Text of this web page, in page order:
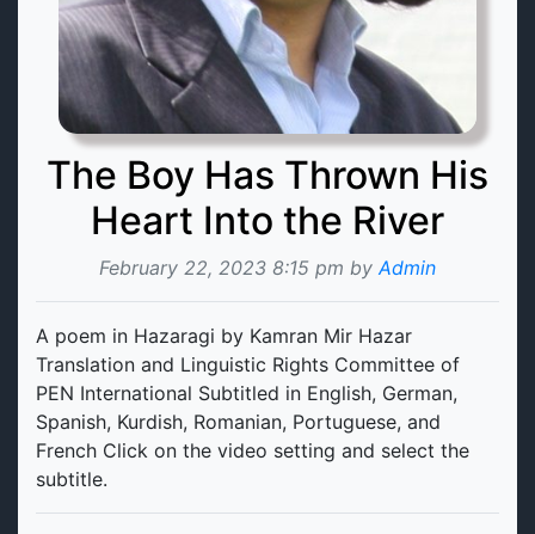
The Boy Has Thrown His
Heart Into the River
February 22, 2023 8:15 pm byAdmin
A poem in Hazaragi by Kamran Mir Hazar
Translation and Linguistic Rights Committee of
PEN International Subtitled in English, German,
Spanish, Kurdish, Romanian, Portuguese, and
French Click on the video setting and select the
subtitle.